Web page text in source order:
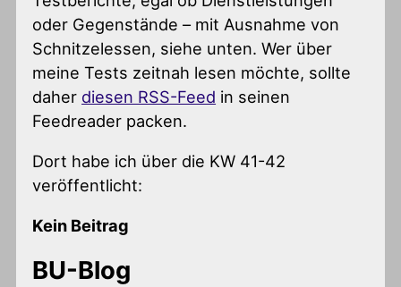
oder Gegenstände – mit Ausnahme von
Schnitzelessen, siehe unten. Wer über
meine Tests zeitnah lesen möchte, sollte
daher diesen RSS-Feed in seinen
Feedreader packen.
Dort habe ich über die KW 41-42
veröffentlicht:
Kein Beitrag
BU-Blog